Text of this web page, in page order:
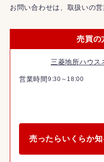
お問い合わせは、取扱いの
売買の
三菱地所ハウス
営業時間 9:30～18:00
売ったらいくらか知